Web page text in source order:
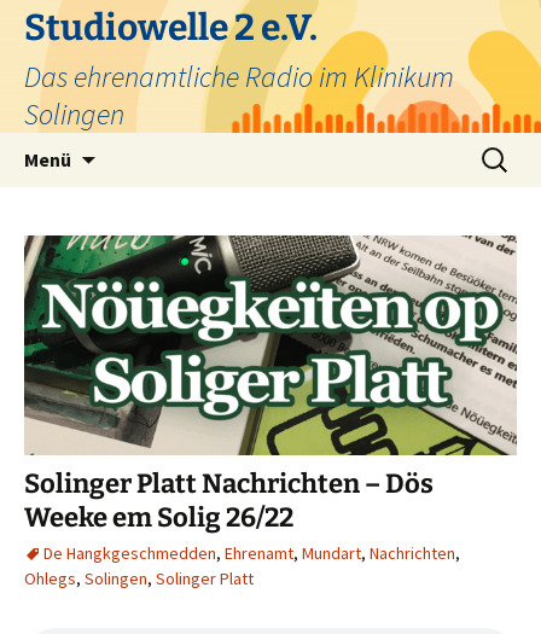
Zum
Inhalt
springen
Studiowelle 2 e.V.
Das ehrenamtliche Radio im Klinikum
Solingen
Menü
Suchen
nach:
Solinger Platt Nachrichten – Dös
Weeke em Solig 26/22
De Hangkgeschmedden, Ehrenamt, Mundart, Nachrichten,
Ohlegs, Solingen, Solinger Platt